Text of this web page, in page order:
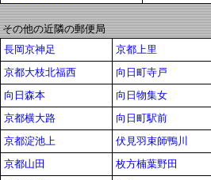
その他の近隣の郵便局
長岡京神足
京都上里
京都大枝北福西
向日町寺戸
向日森本
向日物集女
京都横大路
向日町駅前
京都淀池上
伏見羽束師鴨川
京都山田
枚方楠葉野田